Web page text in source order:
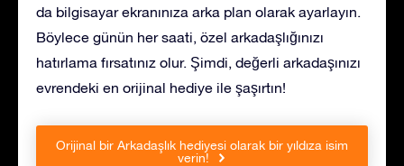
da bilgisayar ekranınıza arka plan olarak ayarlayın.
Böylece günün her saati, özel arkadaşlığınızı
hatırlama fırsatınız olur. Şimdi, değerli arkadaşınızı
evrendeki en orijinal hediye ile şaşırtın!
Orijinal bir Arkadaşlık hediyesi olarak bir yıldıza isim
verin!